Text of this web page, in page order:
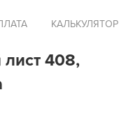
КАЛЬКУЛЯТОР
408,